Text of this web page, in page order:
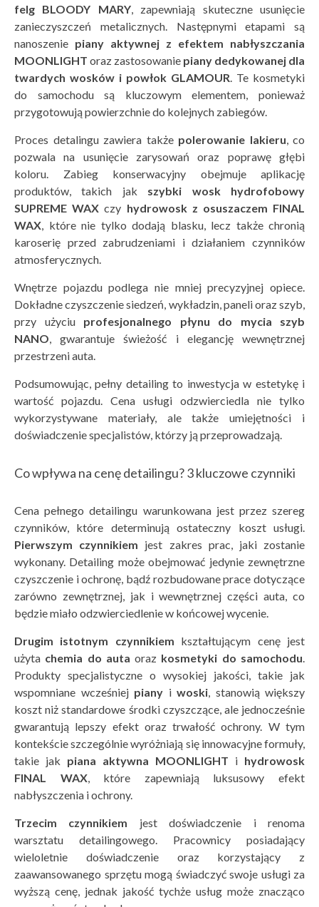
felg BLOODY MARY, zapewniają skuteczne usunięcie
zanieczyszczeń metalicznych. Następnymi etapami są
nanoszenie piany aktywnej z efektem nabłyszczania
MOONLIGHT oraz zastosowanie piany dedykowanej dla
twardych wosków i powłok GLAMOUR. Te kosmetyki
do samochodu są kluczowym elementem, ponieważ
przygotowują powierzchnie do kolejnych zabiegów.
Proces detalingu zawiera także polerowanie lakieru, co
pozwala na usunięcie zarysowań oraz poprawę głębi
koloru. Zabieg konserwacyjny obejmuje aplikację
produktów, takich jak szybki wosk hydrofobowy
SUPREME WAX czy hydrowosk z osuszaczem FINAL
WAX, które nie tylko dodają blasku, lecz także chronią
karoserię przed zabrudzeniami i działaniem czynników
atmosferycznych.
Wnętrze pojazdu podlega nie mniej precyzyjnej opiece.
Dokładne czyszczenie siedzeń, wykładzin, paneli oraz szyb,
przy użyciu profesjonalnego płynu do mycia szyb
NANO, gwarantuje świeżość i elegancję wewnętrznej
przestrzeni auta.
Podsumowując, pełny detailing to inwestycja w estetykę i
wartość pojazdu. Cena usługi odzwierciedla nie tylko
wykorzystywane materiały, ale także umiejętności i
doświadczenie specjalistów, którzy ją przeprowadzają.
Co wpływa na cenę detailingu? 3 kluczowe czynniki
Cena pełnego detailingu warunkowana jest przez szereg
czynników, które determinują ostateczny koszt usługi.
Pierwszym czynnikiem jest zakres prac, jaki zostanie
wykonany. Detailing może obejmować jedynie zewnętrzne
czyszczenie i ochronę, bądź rozbudowane prace dotyczące
zarówno zewnętrznej, jak i wewnętrznej części auta, co
będzie miało odzwierciedlenie w końcowej wycenie.
Drugim istotnym czynnikiem kształtującym cenę jest
użyta chemia do auta oraz kosmetyki do samochodu.
Produkty specjalistyczne o wysokiej jakości, takie jak
wspomniane wcześniej piany i woski, stanowią większy
koszt niż standardowe środki czyszczące, ale jednocześnie
gwarantują lepszy efekt oraz trwałość ochrony. W tym
kontekście szczególnie wyróżniają się innowacyjne formuły,
takie jak piana aktywna MOONLIGHT i hydrowosk
FINAL WAX, które zapewniają luksusowy efekt
nabłyszczenia i ochrony.
Trzecim czynnikiem jest doświadczenie i renoma
warsztatu detailingowego. Pracownicy posiadający
wieloletnie doświadczenie oraz korzystający z
zaawansowanego sprzętu mogą świadczyć swoje usługi za
wyższą cenę, jednak jakość tychże usług może znacząco